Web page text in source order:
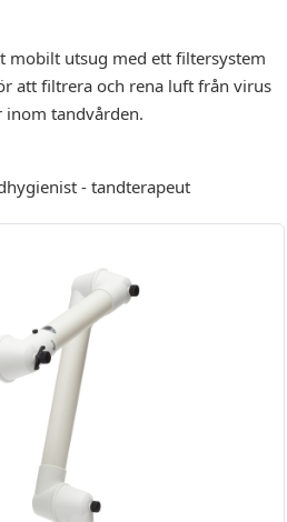
mobilt utsug med ett filtersystem
att filtrera och rena luft från virus
inom tandvården.
- tandterapeut